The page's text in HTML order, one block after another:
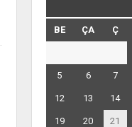
BE ÇA Ç
5 6 7
12 13 14
19 20 21